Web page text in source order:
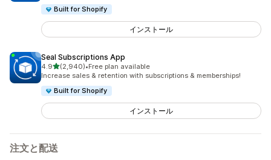
Built for Shopify
インストール
Seal Subscriptions App
4.95つ星中
(2,940)
合計レビュー数：2940件
•Free plan available
Increase sales & retention with subscriptions & memberships!
Built for Shopify
インストール
注文と配送